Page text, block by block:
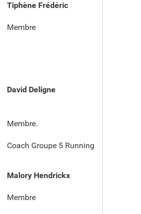
Tiphène Frédéric
Membre
David Deligne
Membre.
Coach Groupe 5 Running
Malory Hendrickx
Membre